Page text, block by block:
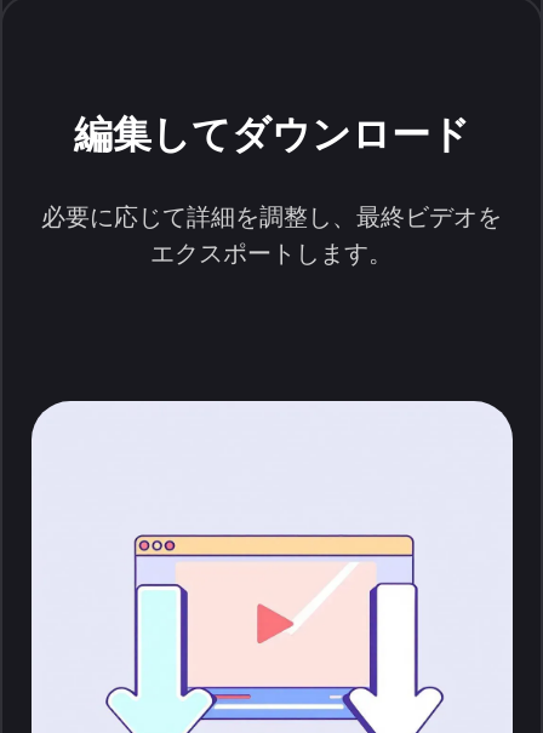
編集してダウンロード
必要に応じて詳細を調整し、最終ビデオを
エクスポートします。